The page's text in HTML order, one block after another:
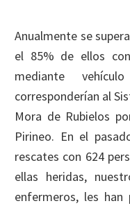
Anualmente se
el 85% de ellos
mediante
corresponderían al
Mora de Rubielos
Pirineo. En el
rescates con 624
ellas heridas,
enfermeros, les han